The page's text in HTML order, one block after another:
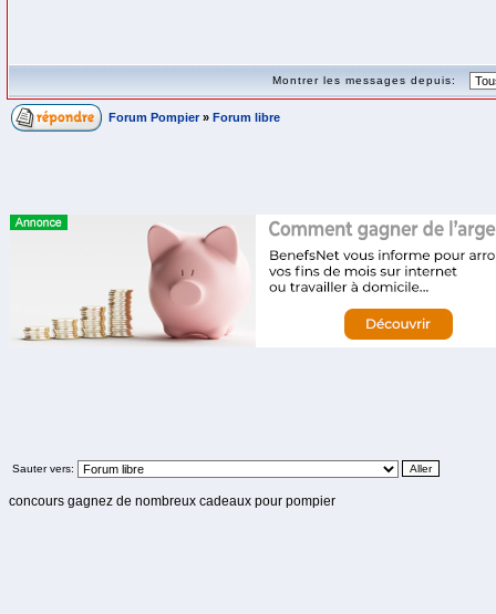
Montrer les messages depuis:
Forum Pompier » Forum libre
Sauter vers:
concours gagnez de nombreux cadeaux pour pompier